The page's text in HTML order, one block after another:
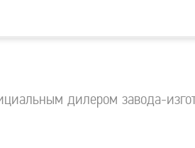
дилером завода-